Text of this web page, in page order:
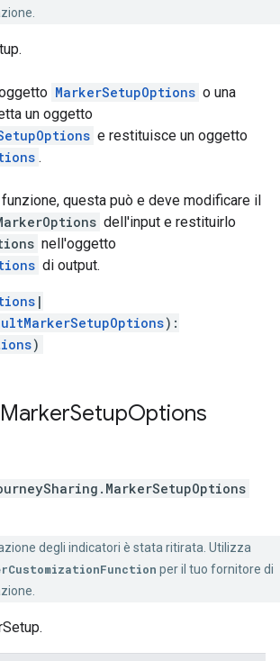
MarkerSetupOptions o una
un oggetto
e restituisce un oggetto
.
questa può e deve modificare il
dell'input e restituirlo
nell'oggetto
di output.
|
):
)
MarkerSetupOptions
. MarkerSetupOptions
degli indicatori è stata ritirata. Utilizza
per il tuo fornitore di